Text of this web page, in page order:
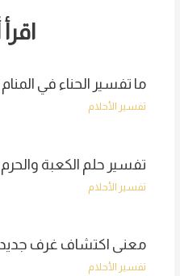
ما تفسير الحناء في
تفسير الأحلام
تفسير حلم الكعبة
تفسير الأحلام
معنى اكتشاف غرف
تفسير الأحلام